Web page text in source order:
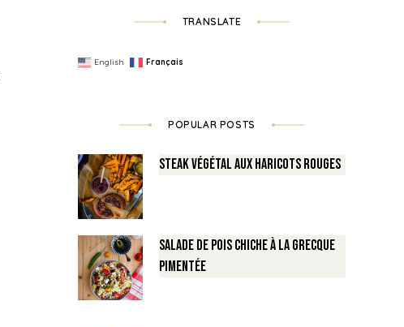
TRANSLATE
English Français
POPULAR POSTS
Steak végétal aux haricots rouges
Salade de Pois chiche à la Grecque
pimentée